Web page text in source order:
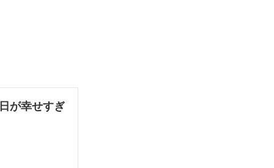
が幸せすぎ